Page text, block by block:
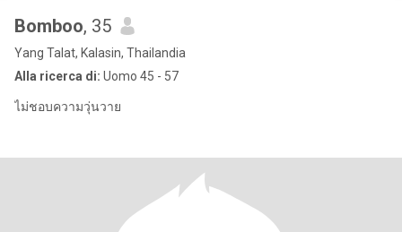
Bomboo, 35
Yang Talat, Kalasin, Thailandia
Alla ricerca di: Uomo 45 - 57
ไม่ชอบความวุ่นวาย